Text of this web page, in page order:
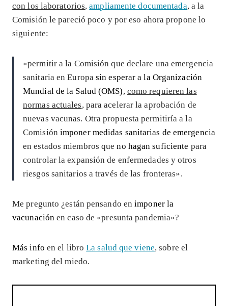
con los laboratorios,ampliamente documentada, a la
Comisión le pareció poco y por eso ahora propone lo
siguiente:
«permitir a la Comisión que declare una emergencia
sanitaria en Europasin esperar a la Organización
Mundial de la Salud (OMS), como requieren las
normas actuales, para acelerar la aprobación de
nuevas vacunas. Otra propuesta permitiría a la
Comisión imponer medidas sanitarias de emergencia
en estados miembros queno hagan suficiente para
controlar la expansión de enfermedades y otros
riesgos sanitarios a través de las fronteras».
Me pregunto ¿están pensando enimponer la
vacunación en caso de «presunta pandemia»?
Más info en el libroLa salud que viene, sobre el
marketing del miedo.